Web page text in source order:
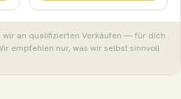
wir an qualifizierten Verkäufen — für dich
empfehlen nur, was wir selbst sinnvoll